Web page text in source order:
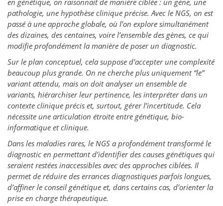
en génétique, on raisonnait de manière ciblée : un gène, une
pathologie, une hypothèse clinique précise. Avec le NGS, on est
passé à une approche globale, où l’on explore simultanément
des dizaines, des centaines, voire l’ensemble des gènes, ce qui
modifie profondément la manière de poser un diagnostic.
Sur le plan conceptuel, cela suppose d’accepter une complexité
beaucoup plus grande. On ne cherche plus uniquement “le”
variant attendu, mais on doit analyser un ensemble de
variants, hiérarchiser leur pertinence, les interpréter dans un
contexte clinique précis et, surtout, gérer l’incertitude. Cela
nécessite une articulation étroite entre génétique, bio-
informatique et clinique.
Dans les maladies rares, le NGS a profondément transformé le
diagnostic en permettant d’identifier des causes génétiques qui
seraient restées inaccessibles avec des approches ciblées. Il
permet de réduire des errances diagnostiques parfois longues,
d’affiner le conseil génétique et, dans certains cas, d’orienter la
prise en charge thérapeutique.